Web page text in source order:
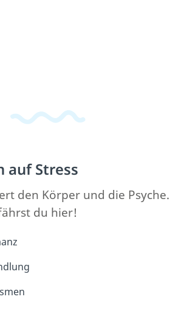
auf Stress
den Körper und die Psyche.
du hier!